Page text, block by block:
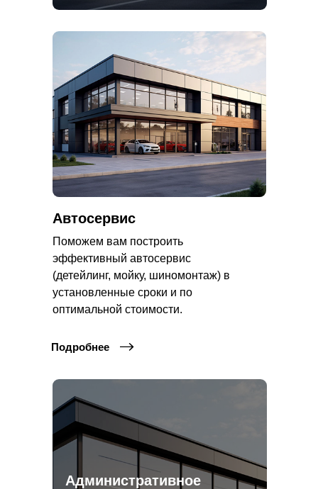
Поможем вам построить
эффективный автосервис
(детейлинг, мойку, шиномонтаж) в
установленные сроки и по
оптимальной стоимости.
Автосервис
Подробнее
Административное